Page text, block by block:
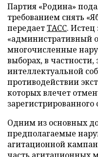
Партия «Родина»
требованием снять
передаетТАСС. Истец
«административный
многочисленные
выборах, в частности,
интеллектуальной
противодействии
которых влечет
зарегистрированного
Одним из основных
предполагаемые
агитационной